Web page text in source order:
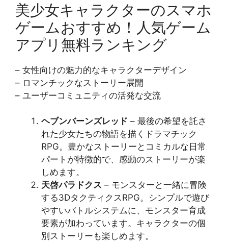
美少女キャラクターのスマホ
ゲームおすすめ！人気ゲーム
アプリ無料ランキング
– 女性向けの魅力的なキャラクターデザイン
– ロマンチックなストーリー展開
– ユーザーコミュニティの活発な交流
ヘブンバーンズレッド – 最後の希望を託さ
れた少女たちの物語を描くドラマチック
RPG。豊かなストーリーとコミカルな日常
パートが特徴的で、感動のストーリーが楽
しめます​​。
天啓パラドクス – モンスターと一緒に冒険
する3DタクティクスRPG。シンプルで遊び
やすいバトルシステムに、モンスター育成
要素が加わっています。キャラクターの個
別ストーリーも楽しめます​​。